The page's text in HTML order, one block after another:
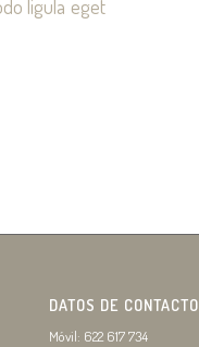
ligula eget
DATOS DE CONTACTO
Móvil: 622 617 734